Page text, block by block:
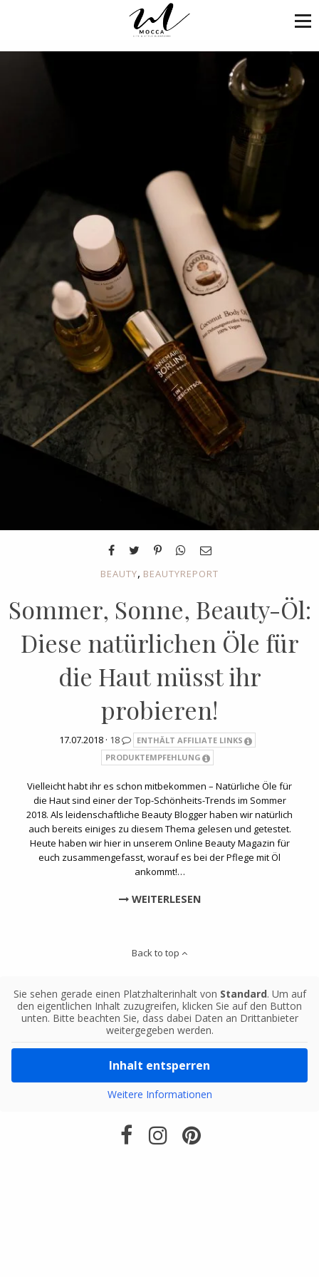
BEAUTY, BEAUTYREPORT
Sommer, Sonne, Beauty-Öl:
Diese natürlichen Öle für
die Haut müsst ihr
probieren!
17.07.2018 · 18
ENTHÄLT AFFILIATE LINKS
PRODUKTEMPFEHLUNG
Vielleicht habt ihr es schon mitbekommen – Natürliche Öle für
die Haut sind einer der Top-Schönheits-Trends im Sommer
2018. Als leidenschaftliche Beauty Blogger haben wir natürlich
auch bereits einiges zu diesem Thema gelesen und getestet.
Heute haben wir hier in unserem Online Beauty Magazin für
euch zusammengefasst, worauf es bei der Pflege mit Öl
ankommt!…
WEITERLESEN
Back to top
Sie sehen gerade einen Platzhalterinhalt von Standard. Um auf
den eigentlichen Inhalt zuzugreifen, klicken Sie auf den Button
unten. Bitte beachten Sie, dass dabei Daten an Drittanbieter
weitergegeben werden.
Inhalt entsperren
Weitere Informationen